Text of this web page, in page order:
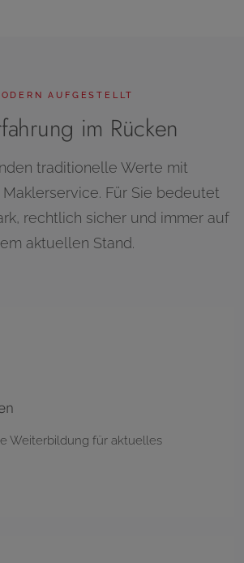
AUFGESTELLT
im Rücken
traditionelle Werte mit
Für Sie bedeutet
rechtlich sicher und immer auf
aktuellen Stand.
Weiterbildung für aktuelles